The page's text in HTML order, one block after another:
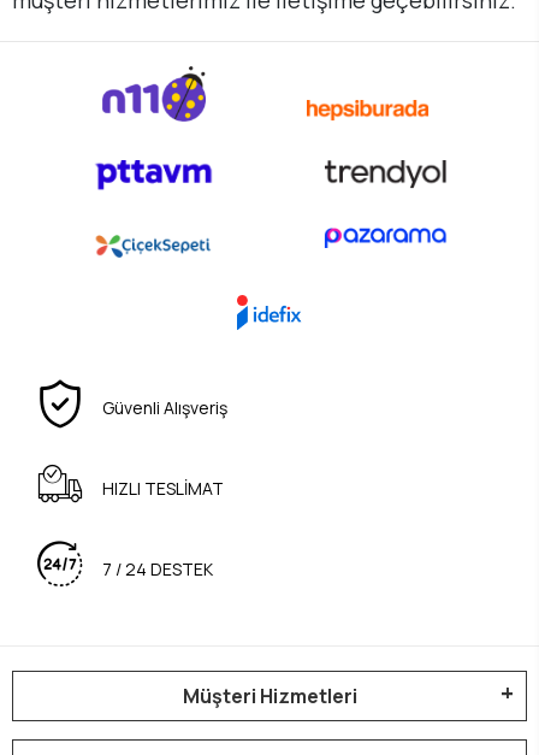
Güvenli Alışveriş
HIZLI TESLİMAT
7 / 24 DESTEK
Müşteri Hizmetleri